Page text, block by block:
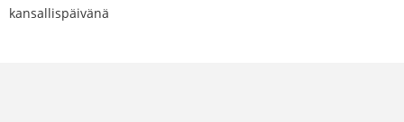
kansallispäivänä